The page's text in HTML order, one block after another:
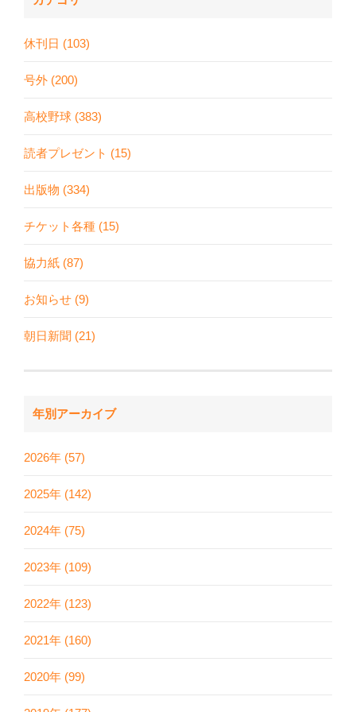
休刊日 (103)
号外 (200)
高校野球 (383)
読者プレゼント (15)
出版物 (334)
チケット各種 (15)
協力紙 (87)
お知らせ (9)
朝日新聞 (21)
年別アーカイブ
2026年 (57)
2025年 (142)
2024年 (75)
2023年 (109)
2022年 (123)
2021年 (160)
2020年 (99)